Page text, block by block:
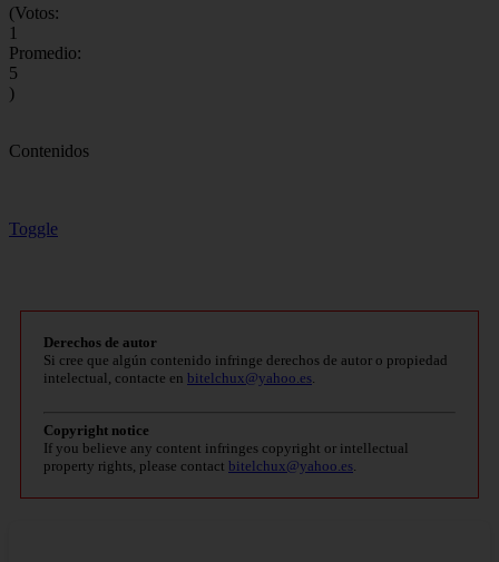
(Votos:
1
Promedio:
5
)
Contenidos
Toggle
Derechos de autor
Si cree que algún contenido infringe derechos de autor o propiedad
intelectual, contacte en bitelchux@yahoo.es
Copyright notice
If you believe any content infringes copyright or intellectual
property rights, please contact bitelchux@yahoo.es